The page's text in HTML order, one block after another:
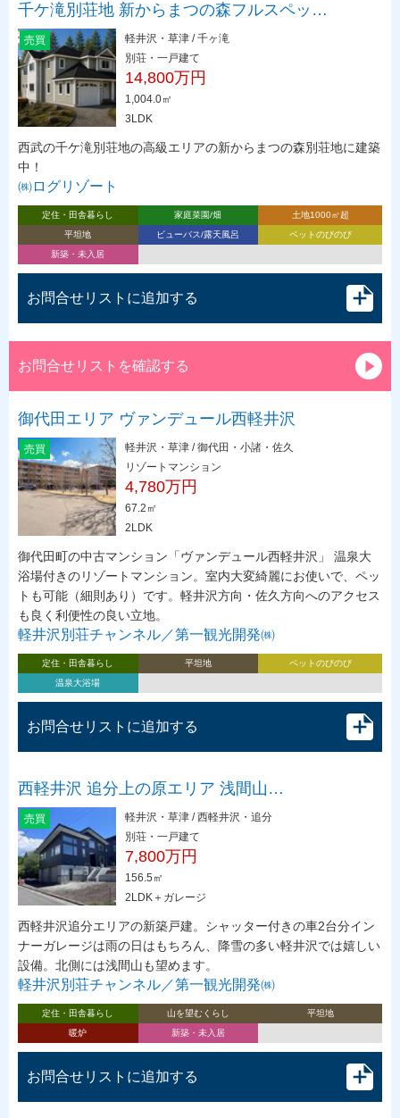
千ケ滝別荘地 新からまつの森フルスペッ…
売買
軽井沢・草津 / 千ヶ滝
別荘・一戸建て
14,800万円
1,004.0㎡
3LDK
西武の千ケ滝別荘地の高級エリアの新からまつの森別荘地に建築
中！
㈱ログリゾート
定住・田舎暮らし 家庭菜園/畑
土地1000㎡超
平坦地
ビューバス/露天風呂
ペットのびのび
新築・未入居
お問合せリストに追加する
お問合せリストを確認する
御代田エリア ヴァンデュール西軽井沢
売買
軽井沢・草津 / 御代田・小諸・佐久
リゾートマンション
4,780万円
67.2㎡
2LDK
御代田町の中古マンション「ヴァンデュール西軽井沢」 温泉大
浴場付きのリゾートマンション。室内大変綺麗にお使いで、ペッ
トも可能（細則あり）です。軽井沢方向・佐久方向へのアクセス
も良く利便性の良い立地。
軽井沢別荘チャンネル／第一観光開発㈱
定住・田舎暮らし 平坦地
ペットのびのび
温泉大浴場
お問合せリストに追加する
西軽井沢 追分上の原エリア 浅間山…
売買
軽井沢・草津 / 西軽井沢・追分
別荘・一戸建て
7,800万円
156.5㎡
2LDK＋ガレージ
西軽井沢追分エリアの新築戸建。シャッター付きの車2台分イン
ナーガレージは雨の日はもちろん、降雪の多い軽井沢では嬉しい
設備。北側には浅間山も望めます。
軽井沢別荘チャンネル／第一観光開発㈱
定住・田舎暮らし 山を望むくらし
平坦地
暖炉
新築・未入居
お問合せリストに追加する